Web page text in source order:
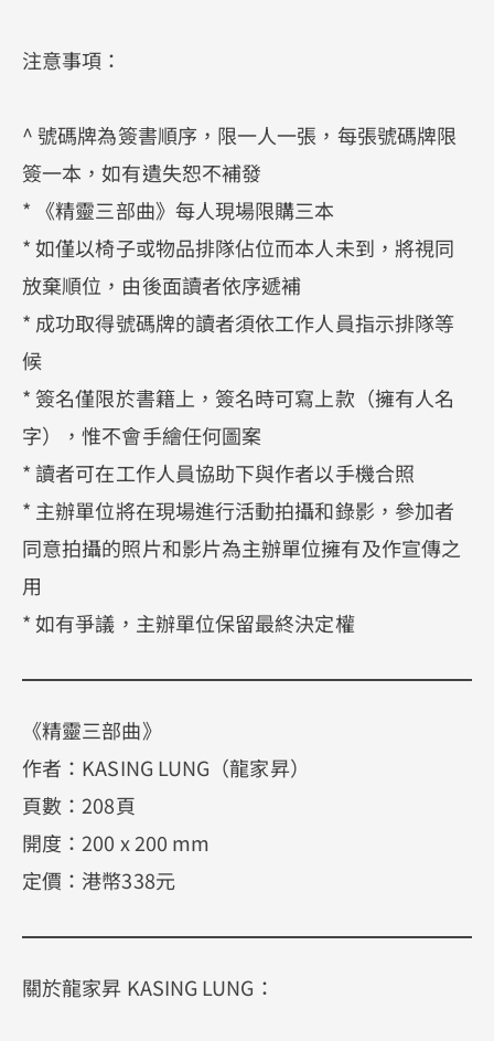
注意事項：
^ 號碼牌為簽書順序，限一人一張，每張號碼牌限
簽一本，如有遺失恕不補發
* 《精靈三部曲》每人現場限購三本
* 如僅以椅子或物品排隊佔位而本人未到，將視同
放棄順位，由後面讀者依序遞補
* 成功取得號碼牌的讀者須依工作人員指示排隊等
候
* 簽名僅限於書籍上，簽名時可寫上款（擁有人名
字），惟不會手繪任何圖案
* 讀者可在工作人員協助下與作者以手機合照
* 主辦單位將在現場進行活動拍攝和錄影，參加者
同意拍攝的照片和影片為主辦單位擁有及作宣傳之
用
* 如有爭議，主辦單位保留最終決定權
《精靈三部曲》
作者：KASING LUNG（龍家昇）
頁數：208頁
開度：200 x 200 mm
定價：港幣338元
關於龍家昇 KASING LUNG：